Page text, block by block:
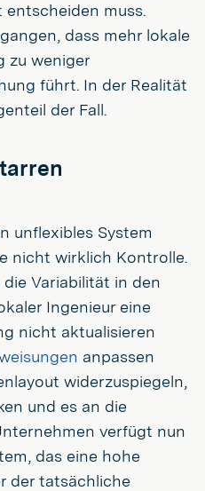
muss.
dass mehr lokale
zu weniger
führt. In der Realität
der Fall.
unflexibles System
nicht wirklich Kontrolle.
Variabilität in den
Ingenieur eine
nicht aktualisieren
anpassen
widerzuspiegeln,
und es an die
verfügt nun
das eine hohe
der tatsächliche